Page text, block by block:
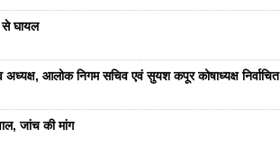
से घायल
अध्यक्ष, आलोक निगम सचिव एवं सुयश कपूर कोषाध्यक्ष निर्वाचित
जांच की मांग